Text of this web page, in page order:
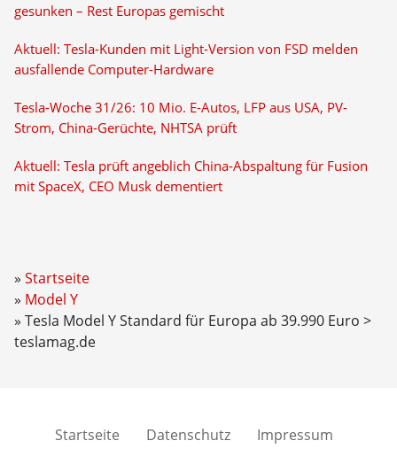
gesunken – Rest Europas gemischt
Aktuell: Tesla-Kunden mit Light-Version von FSD melden
ausfallende Computer-Hardware
Tesla-Woche 31/26: 10 Mio. E-Autos, LFP aus USA, PV-
Strom, China-Gerüchte, NHTSA prüft
Aktuell: Tesla prüft angeblich China-Abspaltung für Fusion
mit SpaceX, CEO Musk dementiert
Startseite
Model Y
Tesla Model Y Standard für Europa ab 39.990 Euro >
teslamag.de
Startseite Datenschutz Impressum